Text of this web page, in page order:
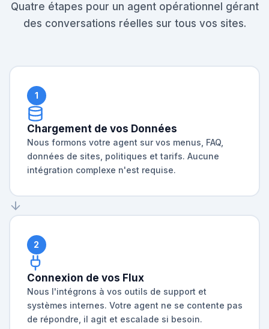
Quatre étapes pour un agent opérationnel gérant
des conversations réelles sur tous vos sites.
1
Chargement de vos Données
Nous formons votre agent sur vos menus, FAQ,
données de sites, politiques et tarifs. Aucune
intégration complexe n'est requise.
2
Connexion de vos Flux
Nous l'intégrons à vos outils de support et
systèmes internes. Votre agent ne se contente pas
de répondre, il agit et escalade si besoin.